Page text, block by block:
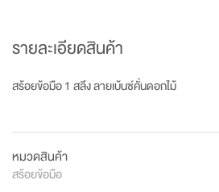
รายละเอียดสินค้า
สร้อยข้อมือ 1 สลึง ลายเบ้นซ์คั่นดอกไม้
หมวดสินค้า
สร้อยข้อมือ